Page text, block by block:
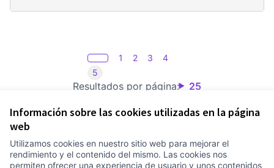
Información sobre las cookies utilizadas en la página
web
Utilizamos cookies en nuestro sitio web para mejorar el
rendimiento y el contenido del mismo. Las cookies nos
permiten ofrecer una experiencia de usuario y unos contenidos
Resultados por página: 25
1 2 3
4
5
Términos y condiciones de uso
Configuración de cookies